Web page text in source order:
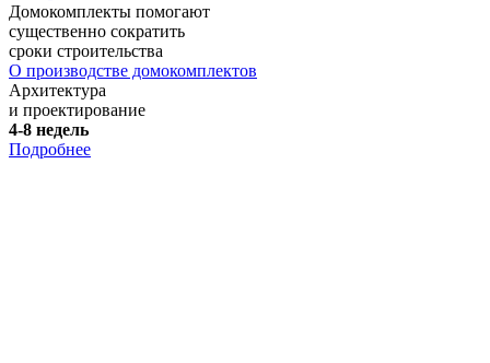
Домокомплекты помогают
существенно сократить
сроки строительства
О производстве домокомплектов
Архитектура
и проектирование
4-8 недель
Подробнее